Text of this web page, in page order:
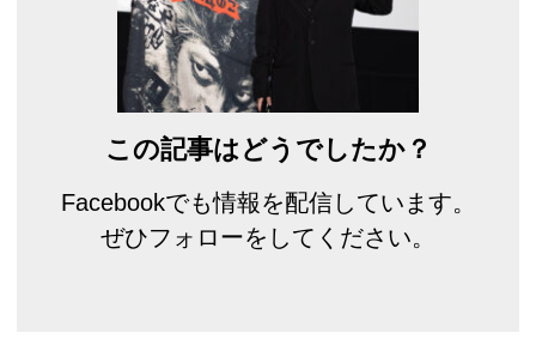
この記事はどうでしたか？
Facebookでも情報を配信しています。
ぜひフォローをしてください。